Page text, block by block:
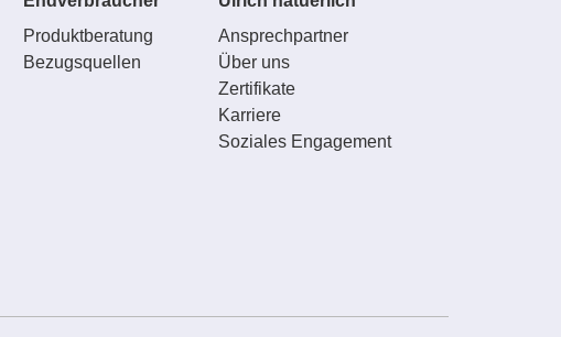
Produktberatung
Bezugsquellen
Ansprechpartner
Über uns
Zertifikate
Karriere
Soziales Engagement